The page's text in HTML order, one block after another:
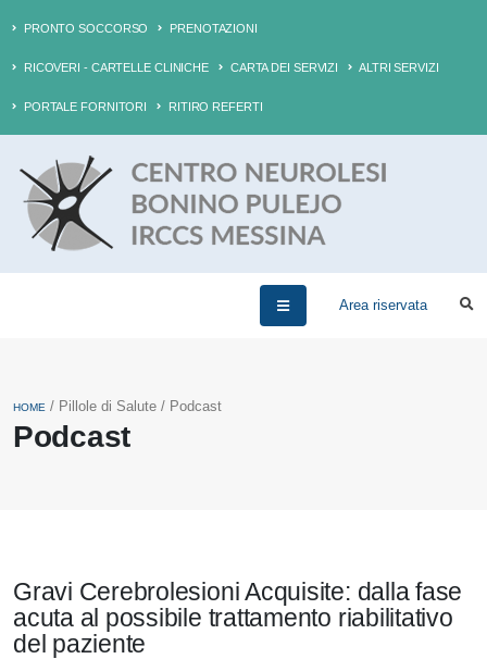
PRONTO SOCCORSO PRENOTAZIONI
RICOVERI - CARTELLE CLINICHE CARTA DEI SERVIZI ALTRI SERVIZI
PORTALE FORNITORI RITIRO REFERTI
Area riservata
Podcast
HOME / Pillole di Salute / Podcast
Gravi Cerebrolesioni Acquisite: dalla fase
acuta al possibile trattamento riabilitativo
del paziente